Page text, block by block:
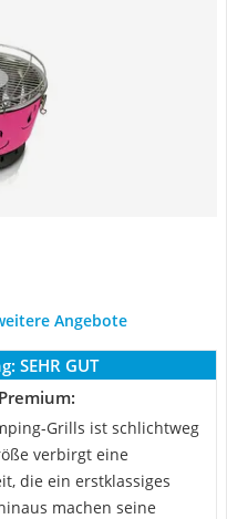
Angebote
SEHR GUT
Grills ist schlichtweg
verbirgt eine
die ein erstklassiges
machen seine